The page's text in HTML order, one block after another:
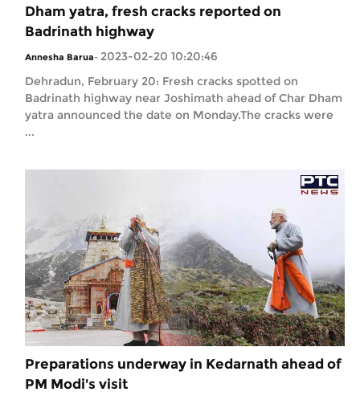
Dham yatra, fresh cracks reported on
Badrinath highway
Annesha Barua- 2023-02-20 10:20:46
Dehradun, February 20: Fresh cracks spotted on
Badrinath highway near Joshimath ahead of Char Dham
yatra announced the date on Monday.The cracks were
...
Preparations underway in Kedarnath ahead of
PM Modi's visit